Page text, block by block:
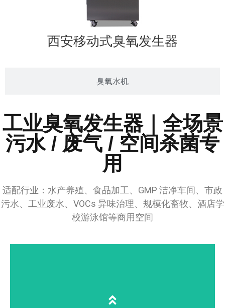
臭氧水机
西安移动式臭氧发生器
工业臭氧发生器｜全场景
污水 / 废气 / 空间杀菌专
用
适配行业：水产养殖、食品加工、GMP 洁净车间、市政
污水、工业废水、VOCs 异味治理、规模化畜牧、酒店学
校游泳馆等商用空间